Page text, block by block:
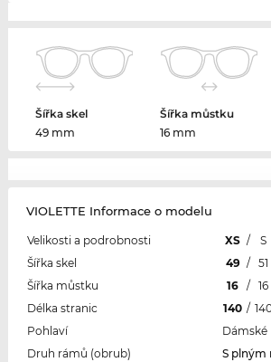
Šířka skel
49 mm
Šířka můstku
16 mm
VIOLETTE Informace o modelu
Velikosti a podrobnosti XS /
S
Šířka skel
49 /
51
Šířka můstku
16 /
16
Délka stranic
140 /
Pohlaví
Dámské
Druh rámů (obrub)
S plným